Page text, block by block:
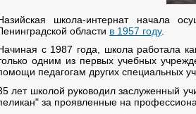
школа-интернат начала
области в 1957 году.
с 1987 года, школа работала
одним из первых учебных
педагогам других специальных
лет школой руководил заслуженный
за проявленные на